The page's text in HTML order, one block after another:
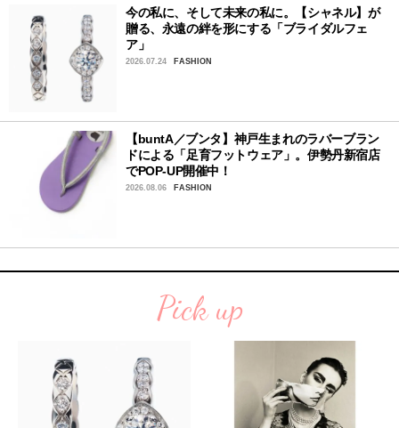
今の私に、そして未来の私に。【シャネル】が
贈る、永遠の絆を形にする「ブライダルフェ
ア」
2026.07.24 FASHION
【buntA／ブンタ】神戸生まれのラバーブラン
ドによる「足育フットウェア」。伊勢丹新宿店
でPOP-UP開催中！
2026.08.06 FASHION
Pick up